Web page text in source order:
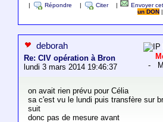
Répondre Citer Envoyer
un DON
deborah
Re: CIV opération à Bron
lundi 3 mars 2014 19:46:37
-
on avait rien prévu pour Célia
sa c'est vu le lundi puis transfère sur
suit
donc pas de mesure avant